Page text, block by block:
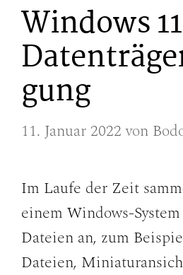
Windows
gung
11. Januar 2022 von
Im Laufe der Zeit
einem Windows-
Dateien an, zum
Dateien,